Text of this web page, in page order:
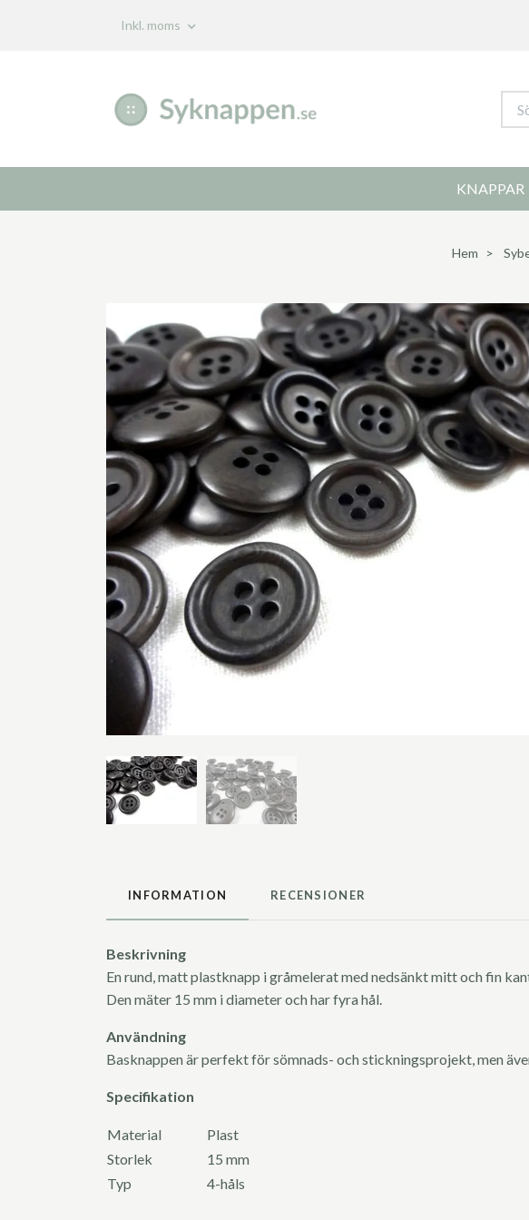
Inkl. moms
KNAPPAR
Hem
INFORMATION RECENSIONER
Beskrivning
En rund, matt plastknapp i gråmelerat med nedsänkt mitt och fin
Den mäter 15 mm i diameter och har fyra hål.
Användning
Basknappen är perfekt för sömnads- och stickningsprojekt, men
Specifikation
Material
Plast
Storlek
15 mm
Typ
4-håls